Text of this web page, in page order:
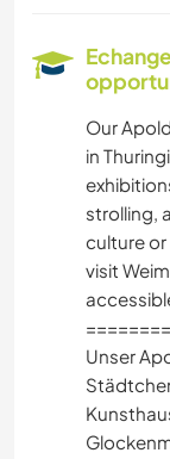
Our
in
strolling,
culture
visit
Unser